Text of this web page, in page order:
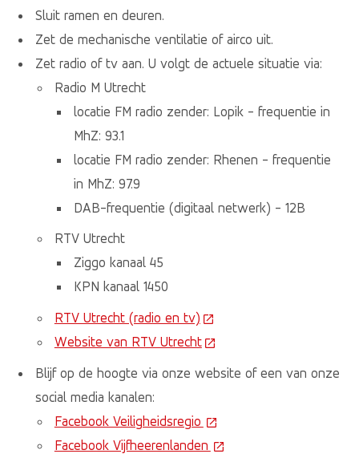
Sluit ramen en deuren.
Zet de mechanische ventilatie of airco uit.
Zet radio of tv aan. U volgt de actuele situatie via:
Radio M Utrecht
locatie FM radio zender: Lopik - frequentie in
MhZ: 93.1
locatie FM radio zender: Rhenen - frequentie
in MhZ: 97.9
DAB-frequentie (digitaal netwerk) - 12B
RTV Utrecht
Ziggo kanaal 45
KPN kanaal 1450
RTV Utrecht (radio en tv) (Deze link gaat naar een
Website van RTV Utrecht(Deze link gaat naar een
Blijf op de hoogte via onze website of een van onze
social media kanalen:
Facebook Veiligheidsregio (Deze link gaat naar een
Facebook Vijfheerenlanden (Deze link gaat naar